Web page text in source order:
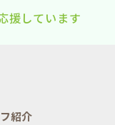
援しています
紹介